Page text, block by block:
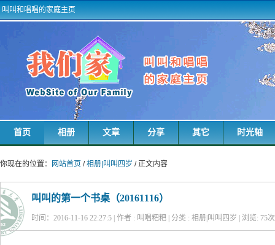
叫叫和唱唱的家庭主页
首页 相册 文章 分享 其它 时光轴
你现在的位置： 网站首页 /相册|叫叫四岁 / 正文内容
叫叫的第一个书桌（20161116）
时间：2016-11-16 22:27:5 | 作者 : 叫唱粑粑 | 分类 : 相册|叫叫四岁 | 浏览: 75